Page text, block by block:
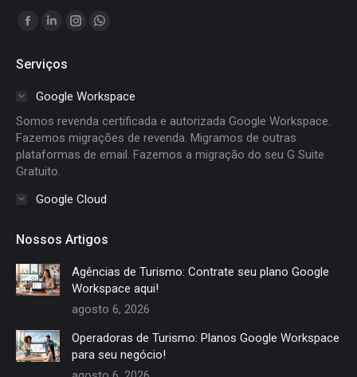
Encontre-nos em:
Facebook
opens
window
Linkedin
opens
in
window
Instagram
in
window
Whatsapp
in
window
Serviços
Google Workspace
Somos revenda certificada e autorizada Google Workspace.
Fazemos migrações de revenda. Migramos de outras
plataformas de email. Fazemos a migração do seu G Suite
Gratuito.
Google Cloud
Nossos Artigos
Agências de Turismo: Contrate seu plano Google
Workspace aqui!
agosto 6, 2026
Operadoras de Turismo: Planos Google Workspace
para seu negócio!